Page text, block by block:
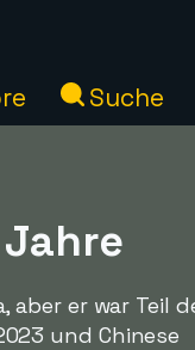
Suche
aber er war Teil
und Chinese